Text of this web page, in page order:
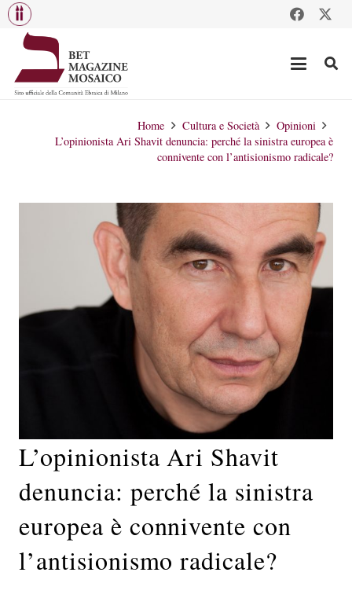
Home Cultura e Società
Opinioni
L’opinionista Ari Shavit denuncia: perché la sinistra europea è
connivente con l’antisionismo radicale?
L’opinionista Ari Shavit
denuncia: perché la sinistra
europea è connivente con
l’antisionismo radicale?